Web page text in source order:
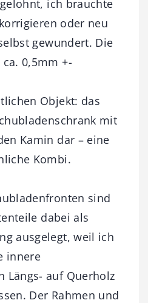
ich brauchte
oder neu
gewundert. Die
0,5mm +-
Objekt: das
mit
Kamin dar – eine
Kombi.
sind
dabei als
ausgelegt, weil ich
innere
Längs- auf Querholz
Der Rahmen und